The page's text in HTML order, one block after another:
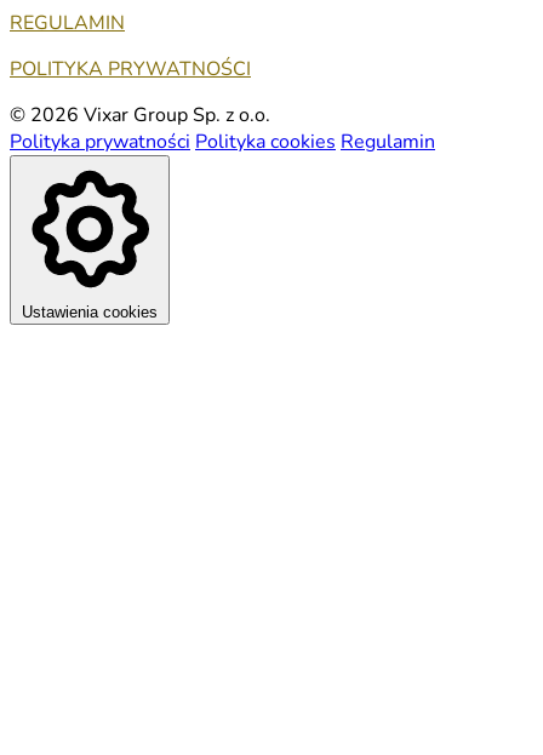
REGULAMIN
POLITYKA PRYWATNOŚCI
© 2026 Vixar Group Sp. z o.o.
Polityka prywatności Polityka cookies Regulamin
Ustawienia cookies